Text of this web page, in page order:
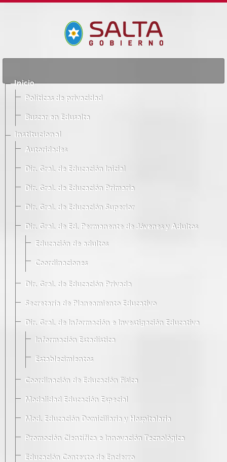
Inicio
Políticas de privacidad
Buscar en Edusalta
Institucional
Autoridades
Dir. Gral. de Educación Inicial
Dir. Gral. de Educación Primaria
Dir. Gral. de Educación Superior
Dir. Gral. de Ed. Permanente de Jóvenes y Adultos
Educación de adultos
Coordinaciones
Dir. Gral. de Educación Privada
Secretaría de Planeamiento Educativo
Dir. Gral. de Información e Investigación Educativa
Información Estadística
Establecimientos
Coordinación de Educación Física
Modalidad Educación Especial
Mod. Educación Domiciliaria y Hospitalaria
Promoción Científica e Innovación Tecnológica
Educación Contexto de Encierro